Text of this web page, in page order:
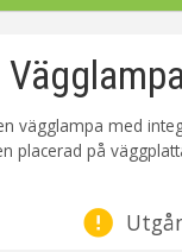
vägglampa med
placerad på